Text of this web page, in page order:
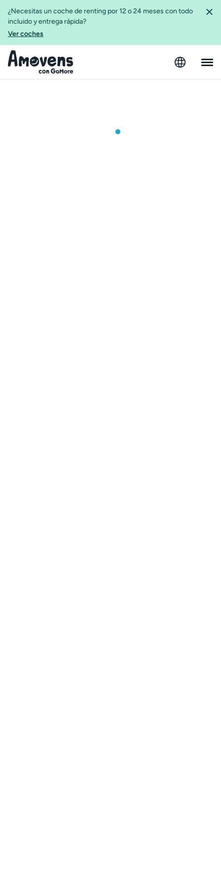
¿Necesitas un coche de renting por 12 o 24 meses con todo
incluido y entrega rápida?
Ver coches